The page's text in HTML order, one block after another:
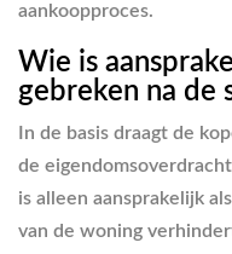
aankoopproces.
Wie is
gebreken na de
In de basis draagt de
de
is alleen aansprakelijk
van de woning